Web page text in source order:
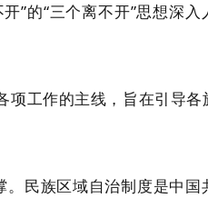
开”的“三个离不开”思想深
项工作的主线，旨在引导
。民族区域自治制度是中国